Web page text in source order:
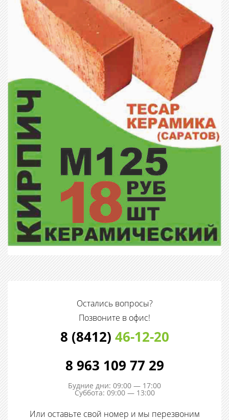
Остались вопросы?
Позвоните в офис!
8 (8412) 46-12-20
8 963 109 77 29
Будние дни: 09:00 — 17:00
Суббота: 09:00 — 13:00
Или оставьте свой номер и мы перезвоним